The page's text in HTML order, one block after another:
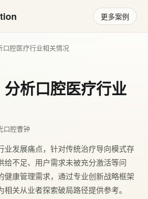
更多案例
口腔医疗行业相关情况
析口腔医疗行业
口腔曹钟
业发展痛点，针对传统治疗导向模式存
给不足、用户需求未被充分激活等问
健康管理需求，通过专业创新战略框架
关从业者探索破局路径提供参考。